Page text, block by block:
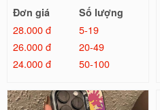
Đơn giá
Số lượng
28.000 đ
5-19
26.000 đ
20-49
24.000 đ
50-100